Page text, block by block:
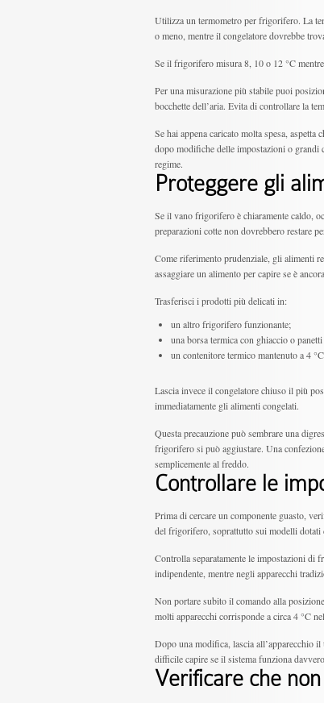
Utilizza un termometro per frigorifero. La
o meno, mentre il congelatore dovrebbe
Se il frigorifero misura 8, 10 o 12 °C
Per una misurazione più stabile puoi
bocchette dell’aria. Evita di controllare la
Se hai appena caricato molta spesa,
dopo modifiche delle impostazioni o grandi
regime.
Proteggere gli
Se il vano frigorifero è chiaramente caldo,
preparazioni cotte non dovrebbero restare
Come riferimento prudenziale, gli alimenti
assaggiare un alimento per capire se è
Trasferisci i prodotti più delicati in:
un altro frigorifero funzionante;
una borsa termica con ghiaccio o
un contenitore termico mantenuto a 4
Lascia invece il congelatore chiuso il più
immediatamente gli alimenti congelati.
Questa precauzione può sembrare una
frigorifero si può aggiustare. Una
semplicemente al freddo.
Controllare le
Prima di cercare un componente guasto,
del frigorifero, soprattutto sui modelli dotati
Controlla separatamente le impostazioni di
indipendente, mentre negli apparecchi
Non portare subito il comando alla
molti apparecchi corrisponde a circa 4 °C
Dopo una modifica, lascia all’apparecchio
difficile capire se il sistema funziona
Verificare che